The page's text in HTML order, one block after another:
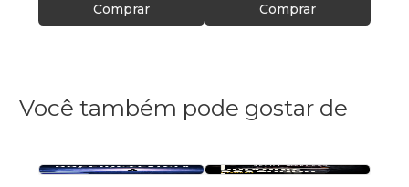
Comprar Comprar
Você também pode gostar de